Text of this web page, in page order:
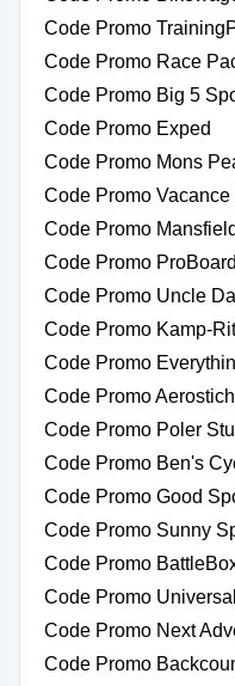
Code Promo
Code Promo Race
Code Promo Big 5
Code Promo Exped
Code Promo Mons
Code Promo Vacance
Code Promo
Code Promo
Code Promo Uncle
Code Promo Kamp-
Code Promo
Code Promo Aerostich
Code Promo Poler
Code Promo Ben's
Code Promo Good
Code Promo Sunny
Code Promo
Code Promo
Code Promo Next
Code Promo